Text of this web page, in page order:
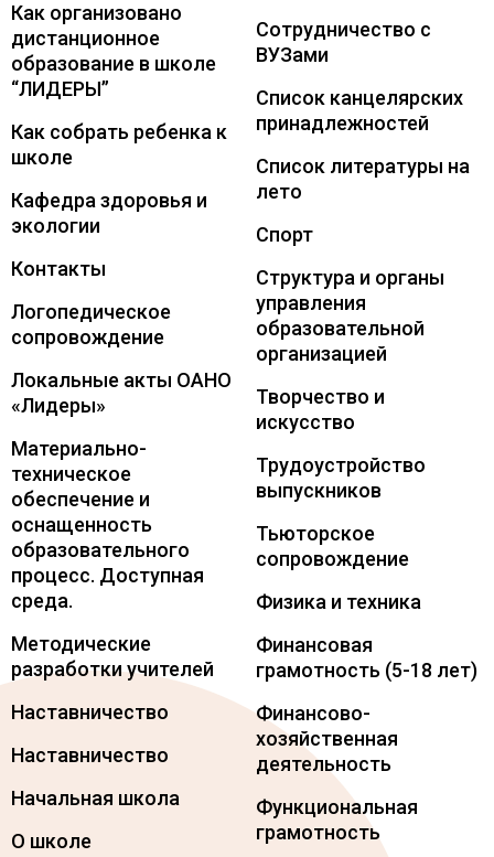
Как организовано
дистанционное
образование в школе
“ЛИДЕРЫ”
Как собрать ребенка к
школе
Кафедра здоровья и
экологии
Контакты
Логопедическое
сопровождение
Локальные акты ОАНО
«Лидеры»
Материально-
техническое
обеспечение и
оснащенность
образовательного
процесс. Доступная
среда.
Методические
разработки учителей
Наставничество
Наставничество
Начальная школа
О школе
Сотрудничество с
ВУЗами
Список канцелярских
принадлежностей
Список литературы на
лето
Спорт
Структура и органы
управления
образовательной
организацией
Творчество и
искусство
Трудоустройство
выпускников
Тьюторское
сопровождение
Физика и техника
Финансовая
грамотность (5-18 лет)
Финансово-
хозяйственная
деятельность
Функциональная
грамотность